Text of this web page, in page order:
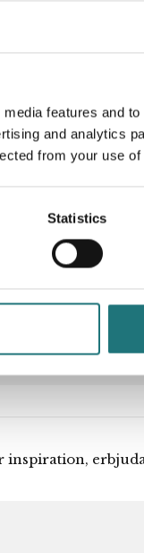
features and
and analytics
from your use
Statistics
Artikelnummer
Designer
inspiration,